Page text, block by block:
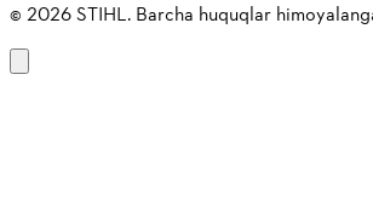
© 2026STIHL. Barcha huquqlar